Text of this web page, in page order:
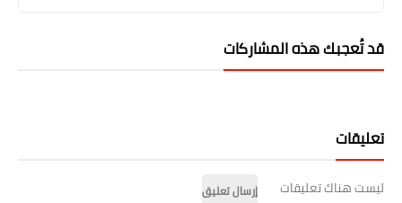
قد تُعجبك هذه المشاركات
تعليقات
ليست هناك تعليقات
إرسال تعليق